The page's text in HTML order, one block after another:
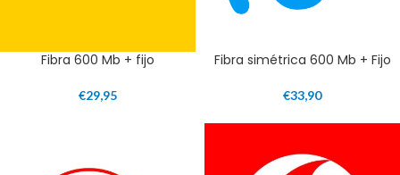
Fibra 600 Mb + fijo
€29,95
Fibra simétrica 600 Mb + Fijo
€33,90